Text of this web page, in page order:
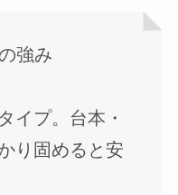
強み
イプ。台本・
り固めると安